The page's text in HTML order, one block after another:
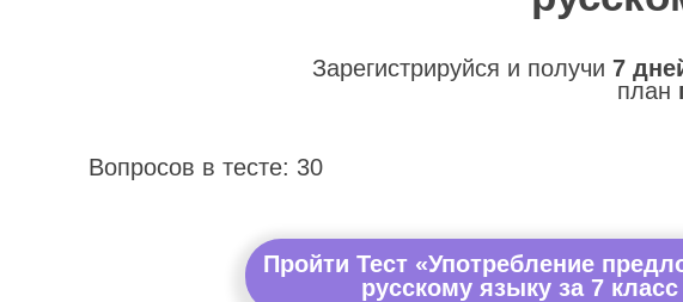
Зарегистрируйся и получи 7
план
Вопросов в тесте: 30
Пройти Тест «Употребление
русскому языку за 7 класс